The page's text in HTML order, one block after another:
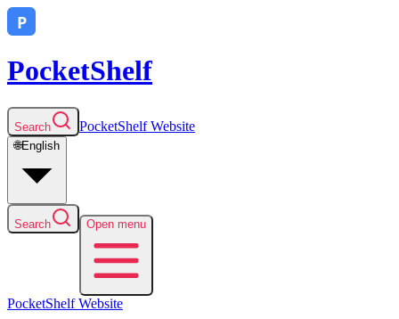
PocketShelf
Search PocketShelfWebsite
🌐English
Search Open menu
PocketShelfWebsite